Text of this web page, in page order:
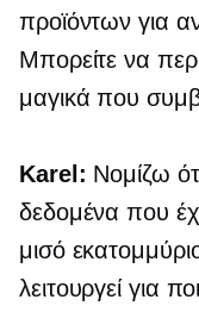
προϊόντων για
Μπορείτε να
μαγικά που
Karel: Νομίζω
δεδομένα που
μισό
λειτουργεί για